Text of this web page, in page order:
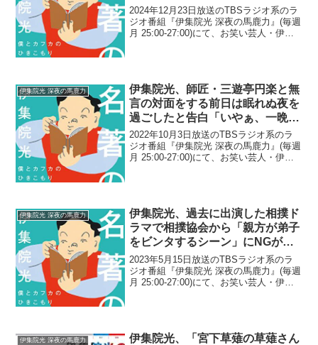
怒号になるぐらい」
2024年12月23日放送のTBSラジオ系のラ
ジオ番組『伊集院光 深夜の馬鹿力』(毎週
月 25:00-27:00)にて、お笑い芸人・伊集
伊集院光 深夜の馬鹿力
伊集院光、師匠・三遊亭円楽と無
言の対面をする前日は眠れぬ夜を
過ごしたと告白「いやぁ、一晩カ
ービィやったね。すげぇ進んだ」
2022年10月3日放送のTBSラジオ系のラ
ジオ番組『伊集院光 深夜の馬鹿力』(毎週
月 25:00-27:00)にて、お笑い芸人・伊集
伊集院光 深夜の馬鹿力
伊集院光、過去に出演した相撲ド
ラマで相撲協会から「親方が弟子
をビンタするシーン」にNGが出
されたと告白「今だから言えるけ
ど…」
2023年5月15日放送のTBSラジオ系のラ
ジオ番組『伊集院光 深夜の馬鹿力』(毎週
月 25:00-27:00)にて、お笑い芸人・伊集
伊集院光 深夜の馬鹿力
伊集院光、「宮下草薙の草薙さん